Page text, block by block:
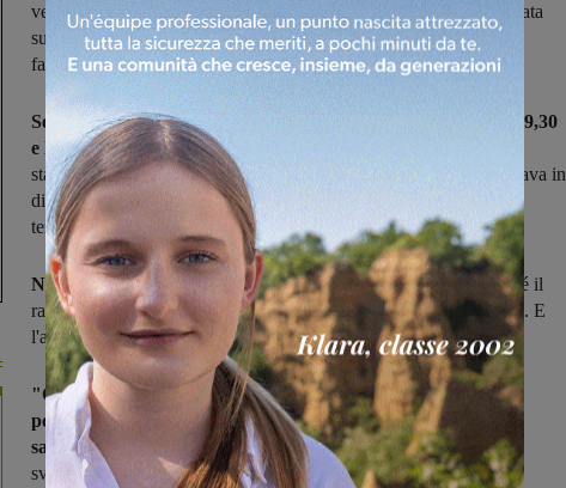
venti anni, Enrico Dori. Nessun'altra auto coinvolta, nessuna frenata
sull'asfalto: resta il buio sulle cause dell'incidente, e per questo la
famiglia, oggi, lancia un appello a chiunque abbia visto qualcosa.
Secondo le ricostruzioni, l'incidente sarebbe avvenuto fra le 19,30
e le 20 di ieri sera,sulla strada di Pian di Rona, all'altezza dello
stabilimento Bitimec. Il ragazzo, a bordo di una Polo nera, viaggiava in
direzione di Matassino. Ad un certo punto la sua auto è finita nel
terreno adiacente la strada, e si è schiantata contro un albero.
Nessun allarme, finché la famiglia non si è preoccupata perché il
ragazzo non tornava a casa. A quel punto sono scattate le ricerche. E
l'auto è stata ritrovata intorno alle dieci e mezzo di sera.
"Chiunque abbia visto qualcosa, anche solo un dettaglio, che
possa aiutarci a capire com'è andata, per favore ce lo faccia
sapere", dice oggi la famiglia. I rilievi e le indagini del caso sono
svolti dai carabinieri della Compagnia di Figline, ai quali si può